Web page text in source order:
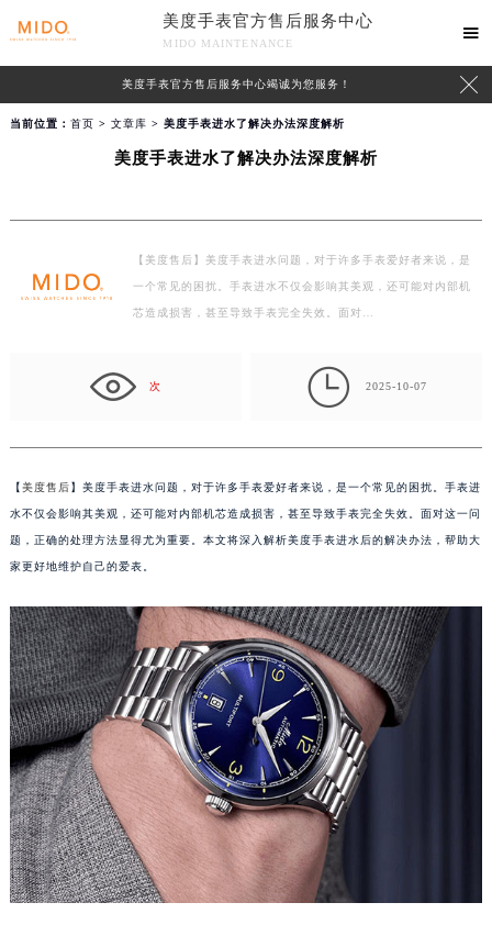
美度手表官方售后服务中心
MIDO MAINTENANCE

美度手表官方售后服务中心竭诚为您服务！ 
当前位置： 首页 > 文章库 > 美度手表进水了解决办法深度解析
美度手表进水了解决办法深度解析
【美度售后】美度手表进水问题，对于许多手表爱好者来说，是
一个常见的困扰。手表进水不仅会影响其美观，还可能对内部机
芯造成损害，甚至导致手表完全失效。面对…
次  2025-10-07
【美度售后】美度手表进水问题，对于许多手表爱好者来说，是一个常见的困扰。手表进
水不仅会影响其美观，还可能对内部机芯造成损害，甚至导致手表完全失效。面对这一问
题，正确的处理方法显得尤为重要。本文将深入解析美度手表进水后的解决办法，帮助大
家更好地维护自己的爱表。